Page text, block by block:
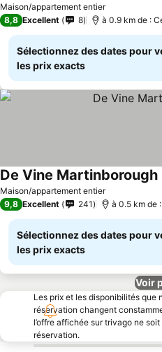
Maison/appartement entier
8,8 Excellent 8 à 0.9 km de :
Sélectionnez des dates pour
les prix exacts
Maison/appartement entier
De Vine Martinborough
9,8 Excellent 241 à 0.5 km de
Sélectionnez des dates pour
les prix exacts
Voir
Les prix et les disponibilités que
réservation changent
l’offre affichée sur trivago ne
réservation.